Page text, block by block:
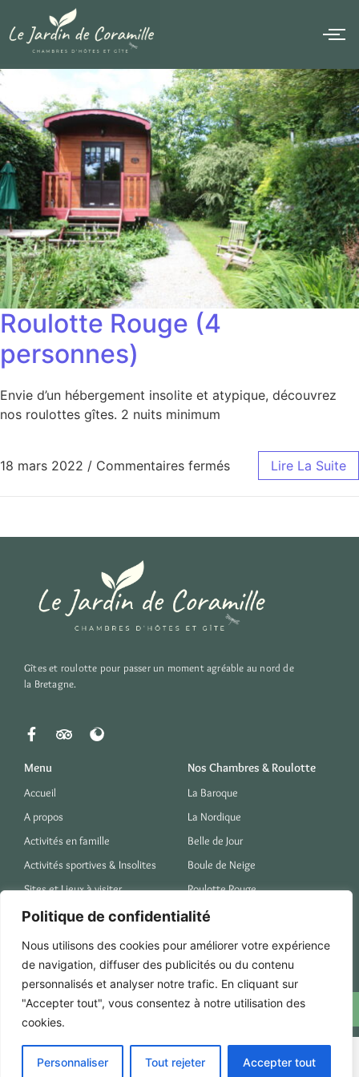
Politique de confidentialité
Nous utilisons des cookies pour améliorer votre expérience
de navigation, diffuser des publicités ou du contenu
personnalisés et analyser notre trafic. En cliquant sur
"Accepter tout", vous consentez à notre utilisation des
cookies.
Personnaliser Tout rejeter Accepter tout
Roulotte Rouge (4
personnes)
Envie d’un hébergement insolite et atypique, découvrez
nos roulottes gîtes. 2 nuits minimum
18 mars 2022 / Commentaires fermés Lire La Suite
Gîtes et roulotte pour passer un moment agréable au nord de
la Bretagne.
Menu
Accueil
A propos
Activités en famille
Activités sportives & Insolites
Sites et Lieux à visiter
Chouette il pleut
Nos Chambres & Roulotte
La Baroque
La Nordique
Belle de Jour
Boule de Neige
Roulotte Rouge
Contact
32 Le Grand Villouet, 35120 Baguer-Pican
coramille.kermalo@gmail.com
06 24 87 00 28
© 2025 Collab’ avec ComDigitale